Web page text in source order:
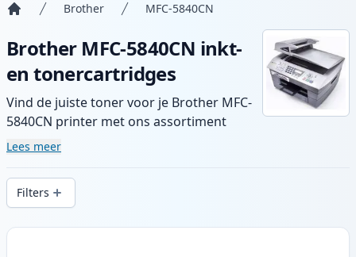
Brother MFC-5840CN
Brother MFC-5840CN inkt-
en tonercartridges
Vind de juiste toner voor je Brother MFC-
5840CN printer met ons assortiment
compatibele en high-yield cartridges.
snelle levering vanuit lokale voorraad in .
Lees meer
Filters
Producten